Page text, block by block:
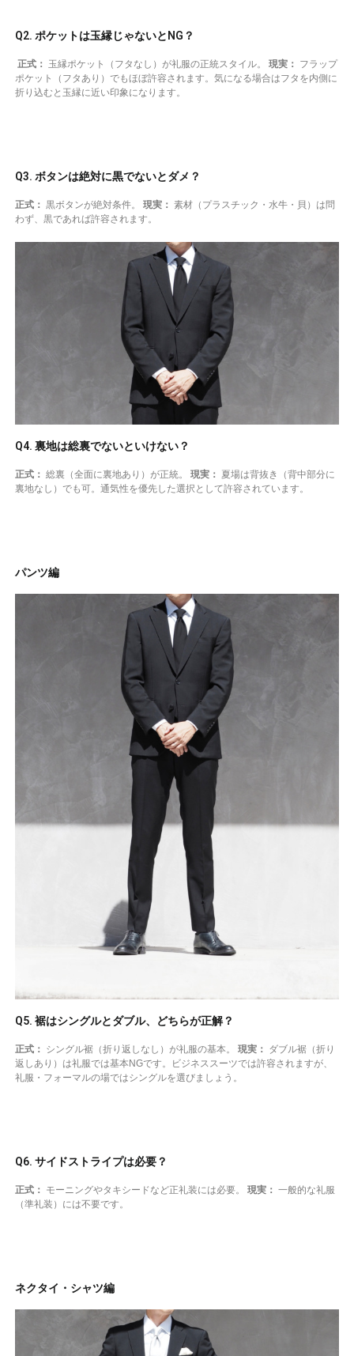
Q2. ポケットは玉縁じゃないとNG？
正式： 玉縁ポケット（フタなし）が礼服の正統スタイル。 現実：
フラップ
ポケット（フタあり）でもほぼ許容されます。気になる場合はフタを内側に
折り込むと玉縁に近い印象になります。
Q3. ボタンは絶対に黒でないとダメ？
正式： 黒ボタンが絶対条件。 現実： 素材（プラスチック・水牛・貝）は問
わず、黒であれば許容されます。
Q4. 裏地は総裏でないといけない？
正式： 総裏（全面に裏地あり）が正統。 現実：
夏場は背抜き（背中部分に
裏地なし）でも可。通気性を優先した選択として許容されています。
パンツ編
Q5. 裾はシングルとダブル、どちらが正解？
正式： シングル裾（折り返しなし）が礼服の基本。 現実：
ダブル裾（折り
返しあり）は礼服では基本NGです。ビジネススーツでは許容されますが、
礼服・フォーマルの場ではシングルを選びましょう。
Q6. サイドストライプは必要？
正式： モーニングやタキシードなど正礼装には必要。 現実： 一般的な礼服
（準礼装）には不要です。
ネクタイ・シャツ編